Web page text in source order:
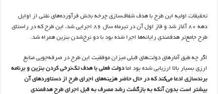
تحقیقات اولیه این طرح با هدف شفاف‌سازی چرخه بخش فرآورده‌های نفتی از اوایل
دهه 80 آغاز شد و فاز اول آن در تیرماه سال 86 اجرایی شد، این طرح که در راستای
طرح جامع‌تر هدفمندی رایانه‌ها اجرا شده بود با دو نرخ‌شدن بنزین همراه شد.
اگر چه طبق آمارهای دولت‌های قبلی میزان موفقیت این طرح در صرفه‌جویی منابع
ارزی بسیار بالا ارزیابی شده بود امادولت فعلی با هدف تک‌نرخی کردن بنزین و برنامه
برندسازی ادعا می‌کند که در حال حاضر هزینه‌های اجرای طرح از دستاوردهای آن
بیشتر است بدون آنکه به بازگشت رشد مصرف به قبل اجرای طرح هدفمندی